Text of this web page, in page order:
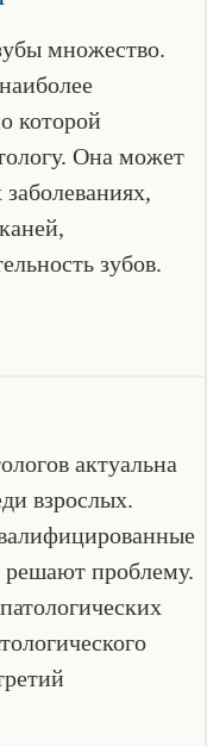
множество.
которой
Она может
зубов.
актуальна
взрослых.
решают проблему.